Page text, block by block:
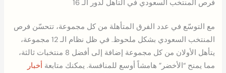
فرص المنتخب السعودي في التأهل لدور الـ 16
مع التوسّع في عدد الفرق المتأهلة من كل مجموعة، تتحسّن فرص
المنتخب السعودي بشكل ملحوظ. في ظل نظام الـ 12 مجموعة،
يتأهل الأولان من كل مجموعة إضافة إلى أفضل 8 منتخبات ثالثة،
مما يمنح “الأخضر” هامشاً أوسع للمنافسة. يمكنك متابعة أخبار